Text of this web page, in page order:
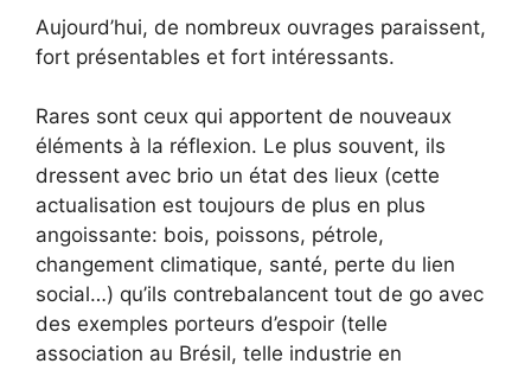
Aujourd’hui, de nombreux ouvrages paraissent,
fort présentables et fort intéressants.
Rares sont ceux qui apportent de nouveaux
éléments à la réflexion. Le plus souvent, ils
dressent avec brio un état des lieux (cette
actualisation est toujours de plus en plus
angoissante: bois, poissons, pétrole,
changement climatique, santé, perte du lien
social…) qu’ils contrebalancent tout de go avec
des exemples porteurs d’espoir (telle
association au Brésil, telle industrie en